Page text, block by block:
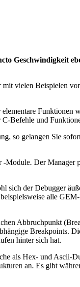
Geschwindigkeit
vielen Beispielen
Funktionen
Befehle und
so gelangen Sie
Module. Der Manager
sich der Debugger
alle
Abbruchpunkt
Breakpoints.
hinter sich hat.
als Hex- und Ascii-
an. Es gibt